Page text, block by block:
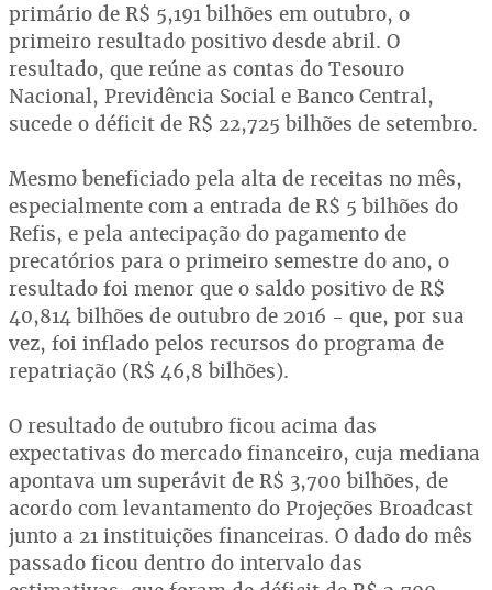
primário de R$ 5,191 bilhões em outubro, o
primeiro resultado positivo desde abril. O
resultado, que reúne as contas do Tesouro
Nacional, Previdência Social e Banco Central,
sucede o déficit de R$ 22,725 bilhões de setembro.
Mesmo beneficiado pela alta de receitas no mês,
especialmente com a entrada de R$ 5 bilhões do
Refis, e pela antecipação do pagamento de
precatórios para o primeiro semestre do ano, o
resultado foi menor que o saldo positivo de R$
40,814 bilhões de outubro de 2016 - que, por sua
vez, foi inflado pelos recursos do programa de
repatriação (R$ 46,8 bilhões).
O resultado de outubro ficou acima das
expectativas do mercado financeiro, cuja mediana
apontava um superávit de R$ 3,700 bilhões, de
acordo com levantamento do Projeções Broadcast
junto a 21 instituições financeiras. O dado do mês
passado ficou dentro do intervalo das